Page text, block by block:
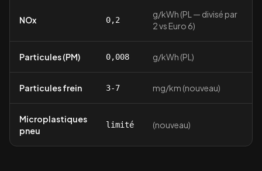
NOx 0,2
g/kWh (PL — divisé par
2 vs Euro 6)
Particules (PM) 0,008 g/kWh (PL)
Particules frein 3-7 mg/km (nouveau)
Microplastiques
pneu
limité (nouveau)